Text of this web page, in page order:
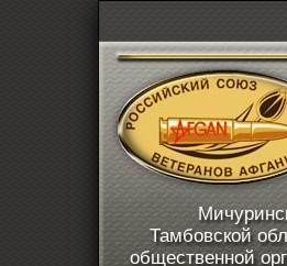
Тамбовской
общественной